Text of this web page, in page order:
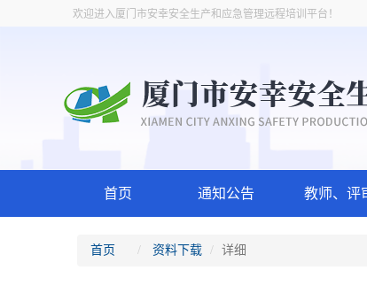
欢迎进入厦门市安幸安全生产和应急管理远程培训平台！
首页 通知公告 教师、评
首页 资料下载 详细